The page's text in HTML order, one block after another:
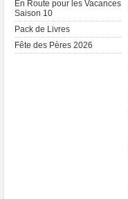
En Route pour les Vacances
Saison 10
Pack de Livres
Fête des Pères 2026